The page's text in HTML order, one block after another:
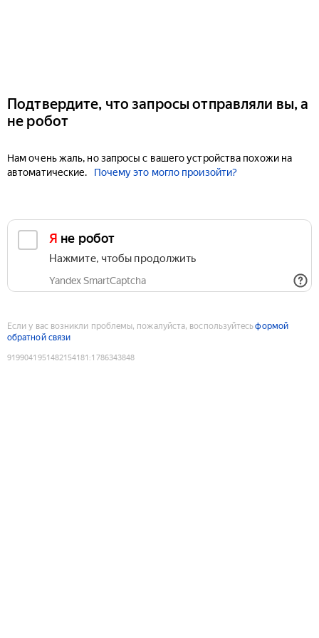
Подтвердите, что запросы отправляли вы, а
не робот
Нам очень жаль, но запросы с вашего устройства похожи на
автоматические.
Почему это могло произойти?
Я не робот
Нажмите, чтобы продолжить
Yandex SmartCaptcha
Если у вас возникли проблемы, пожалуйста, воспользуйтесьформой
обратной связи
9199041951482154181 :1786343848